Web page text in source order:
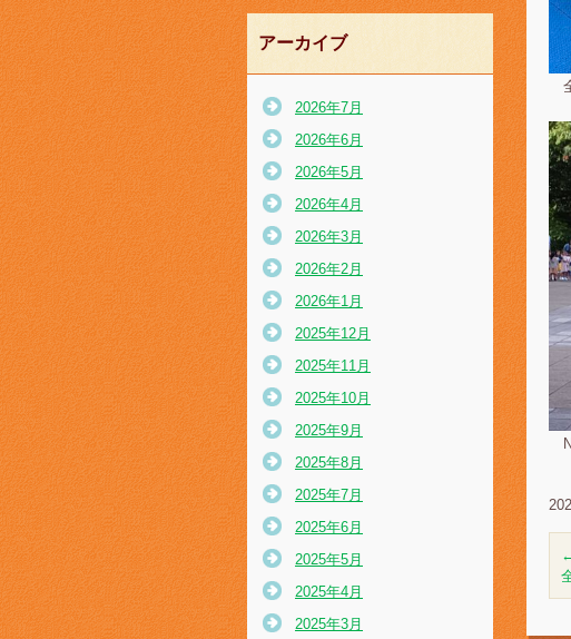
アーカイブ
2026年7月
2026年6月
2026年5月
2026年4月
2026年3月
2026年2月
2026年1月
2025年12月
2025年11月
2025年10月
2025年9月
2025年8月
2025年7月
2025年6月
2025年5月
2025年4月
2025年3月